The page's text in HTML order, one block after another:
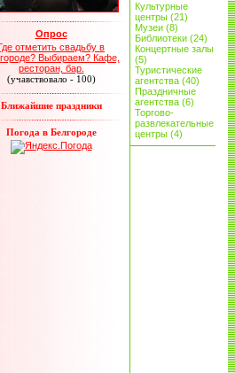
Опрос
отметить свадьбу в
Выбираем? Кафе,
ресторан, бар.
(учавствовало - 100)
Ближайшие праздники
Погода в Белгороде
Культурные
центры (21)
Музеи (8)
Библиотеки (24)
Концертные залы
(5)
Туристические
агентства (40)
Праздничные
агентства (6)
Торгово-
развлекательные
центры (4)